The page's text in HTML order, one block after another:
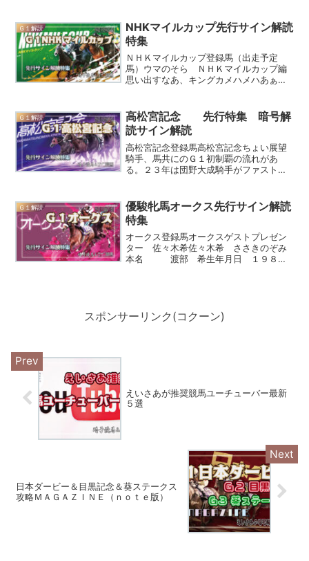
くレベルの低さが目立つ。またフェブラ
リーＳ、高松宮記念と１番...
Ｇ１解読
NHKマイルカップ先行サイン解読
特集
ＮＨＫマイルカップ登録馬（出走予定
馬）ウマのそら ＮＨＫマイルカップ編
思い出すなあ、キングカメハメハあぁ大
優勝。いつもはキングカメハメハカップ
で狙いたい７枠だがＮＨＫマ...
Ｇ１解読
高松宮記念 先行特集 暗号解
読サイン解読
高松宮記念登録馬高松宮記念ちょい展望
騎手、馬共にのＧ１初制覇の流れがあ
る。２３年は団野大成騎手がファストフ
ダノンスマッシュが悲願のＧ１初制覇。
２０年は松若風馬騎手がモズ...
Ｇ１解読
優駿牝馬オークス先行サイン解読
特集
オークス登録馬オークスゲストプレゼン
ター 佐々木希佐々木希 ささきのぞみ
本名 渡部 希生年月日 １９８８
スポンサーリンク(コクーン)
えいさあが推奨競馬ユーチューバー最新
５選
日本ダービー＆目黒記念＆葵ステークス
攻略ＭＡＧＡＺＩＮＥ（ｎｏｔｅ版）